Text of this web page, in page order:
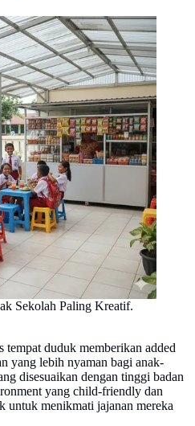
Sekolah Paling Kreatif.
duduk memberikan added
yang lebih nyaman bagi anak-
disesuaikan dengan tinggi badan
yang child-friendly dan
untuk menikmati jajanan mereka